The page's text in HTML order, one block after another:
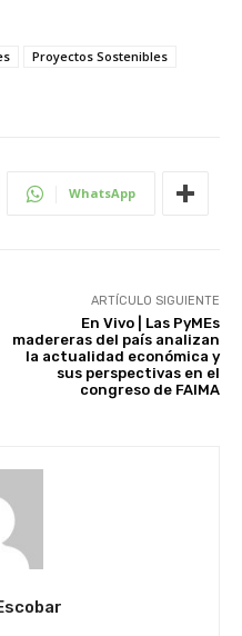
Proyectos Sostenibles
WhatsApp
ARTÍCULO SIGUIENTE
En Vivo | Las PyMEs
madereras del país analizan
la actualidad económica y
sus perspectivas en el
congreso de FAIMA